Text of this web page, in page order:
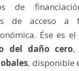
de
de acceso a
Ése es
del daño cero,
, disponible